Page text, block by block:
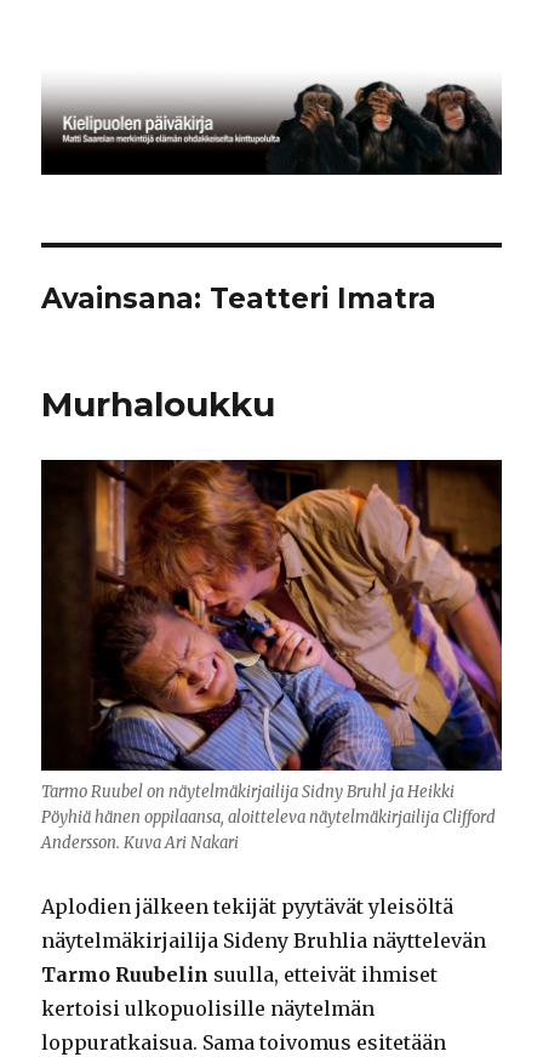
Avainsana: Teatteri Imatra
Murhaloukku
Tarmo Ruubel on näytelmäkirjailija Sidny Bruhl ja Heikki
Pöyhiä hänen oppilaansa, aloitteleva näytelmäkirjailija Clifford
Andersson. Kuva Ari Nakari
Aplodien jälkeen tekijät pyytävät yleisöltä
näytelmäkirjailija Sideny Bruhlia näyttelevän
Tarmo Ruubelin suulla, etteivät ihmiset
kertoisi ulkopuolisille näytelmän
loppuratkaisua. Sama toivomus esitetään